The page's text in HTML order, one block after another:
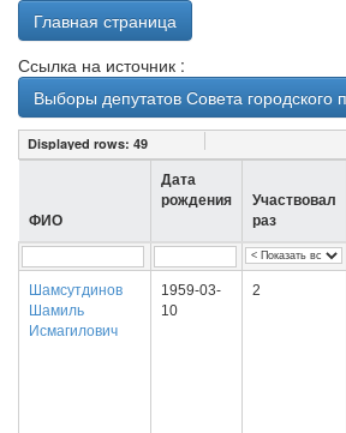
Главная страница
Ссылка на источник :
Выборы депутатов Совета
Displayed rows: 49
ФИО
Дата
рождения
Участвовал
раз
Шамсутдинов
Шамиль
Исмагилович
1959-03-
10
2